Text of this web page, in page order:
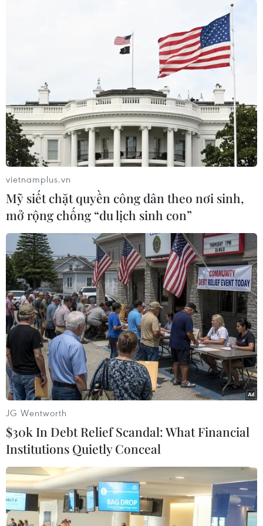
(TTXVN/Vietnam+)
#đồng USD
#chính sách kinh tế dài hạn của Mỹ
#cuộc chiến chống lạm phát
#Fed
#bảng Anh
#đồng yen
Mỹ
Theo dõi VietnamPlus
TIN LIÊN QUAN
vietnamplus.vn
Mỹ siết chặt quyền công dân theo nơi sinh,
mở rộng chống “du lịch sinh con”
JG Wentworth
$30k In Debt Relief Scandal: What Financial
Institutions Quietly Conceal